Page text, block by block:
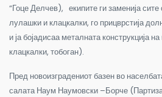
“Гоце Делчев), екипите ги заменија
лулашки и клацкалки, го прицврстија
и ја бојадисаа металната конструкција
клацкалки, тобоган).
Пред новоизградениот базен во
салата Наум Наумовски –Борче